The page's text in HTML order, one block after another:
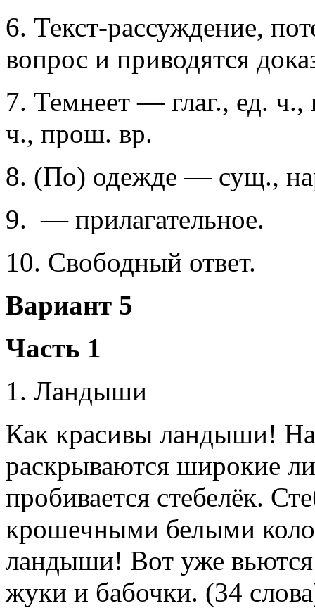
6. Текст-рассуждение,
вопрос и приводятся
7. Темнеет — глаг., ед. ч.,
ч., прош. вр.
8. (По) одежде — сущ.,
9. — прилагательное.
10. Свободный ответ.
Вариант 5
Часть 1
1. Ландыши
Как красивы ландыши!
раскрываются широкие
пробивается стебелёк.
крошечными белыми
ландыши! Вот уже
жуки и бабочки. (34